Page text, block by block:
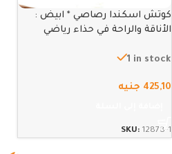
كوتش اسكندا رصاصي * ابيض :
الأناقة والراحة في حذاء رياضي
1 in stock
425,10 جنيه
SKU: 12878-1